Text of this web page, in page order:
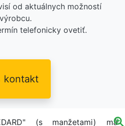
od aktuálnych možností
výrobcu.
telefonicky ovetiť.
kontakt
(s manžetami) má